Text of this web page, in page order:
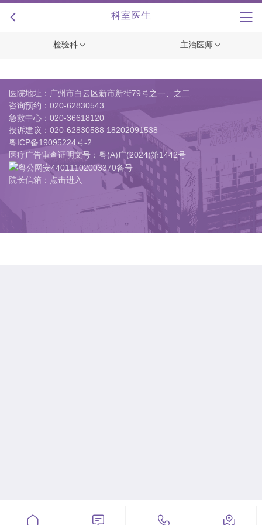
科室医生
检验科 主治医师
   
医院地址：广州市白云区新市新街79号之一、之二
咨询预约： 020-62830543
急救中心： 020-36618120
投诉建议： 020-62830588 18202091538
粤ICP备19095224号-2
医疗广告审查证明文号：粤(A)广(2024)第1442号
粤公网安44011102003370备号
院长信箱：点击进入